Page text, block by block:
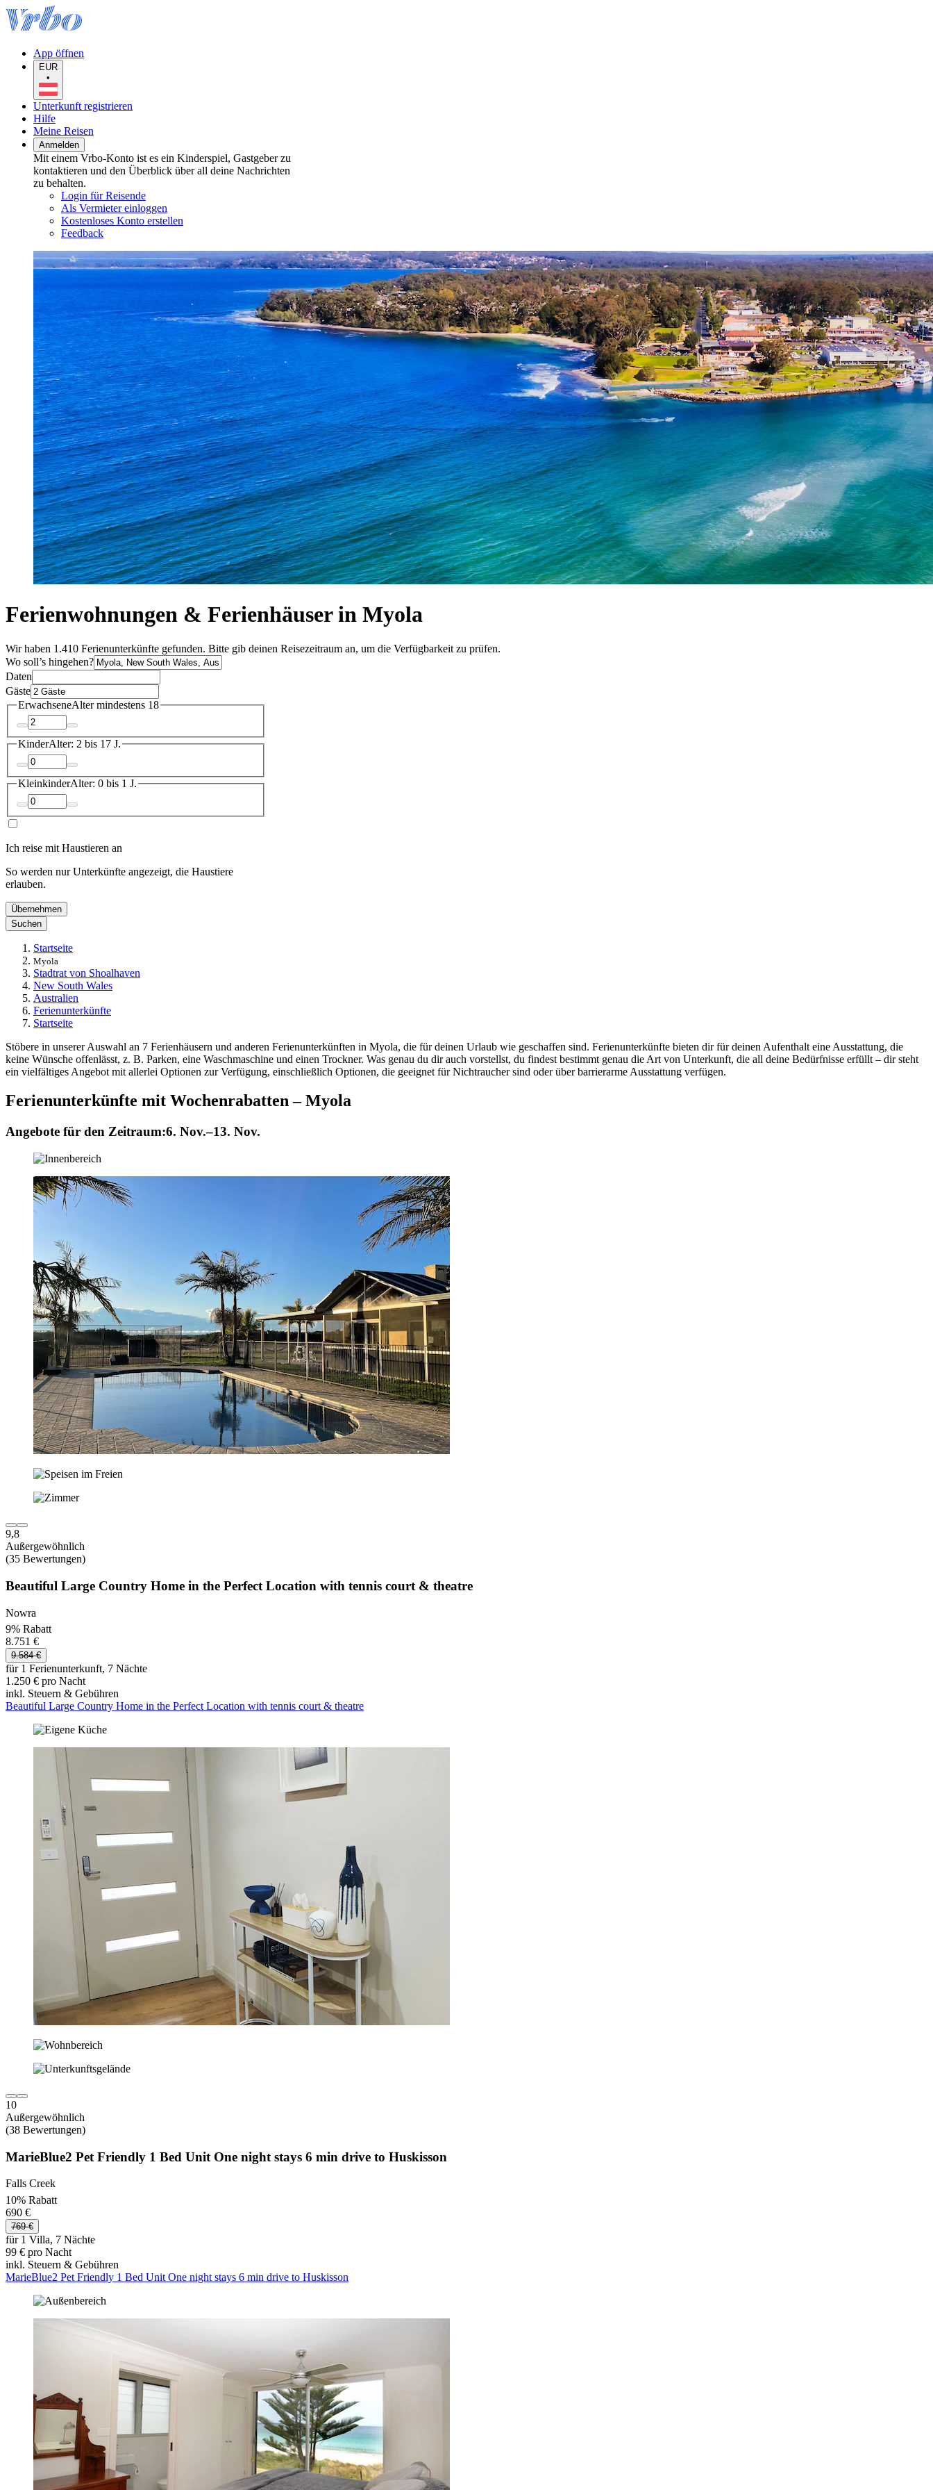
App öffnen
EUR
•
Unterkunft registrieren
Hilfe
Meine Reisen
Anmelden
Mit einem Vrbo-Konto ist es ein Kinderspiel, Gastgeber zu
kontaktieren und den Überblick über all deine Nachrichten
zu behalten.
Login für Reisende
Als Vermieter einloggen
Kostenloses Konto erstellen
Feedback
Ferienwohnungen & Ferienhäuser in Myola
Wir haben 1.410 Ferienunterkünfte gefunden. Bitte gib deinen Reisezeitraum an, um die Verfügbarkeit zu prüfen.
Wo soll’s hingehen?
Daten
Gäste
ErwachseneAlter mindestens 18
KinderAlter: 2 bis 17 J.
KleinkinderAlter: 0 bis 1 J.
Ich reise mit Haustieren an
So werden nur Unterkünfte angezeigt, die Haustiere
erlauben.
Übernehmen
Suchen
Startseite
Myola
Stadtrat von Shoalhaven
New South Wales
Australien
Ferienunterkünfte
Startseite
Stöbere in unserer Auswahl an 7 Ferienhäusern und anderen Ferienunterkünften in Myola, die für deinen Urlaub wie geschaffen sind. Ferienunterkünfte bieten dir für deinen Aufenthalt eine Ausstattung, die
keine Wünsche offenlässt, z. B. Parken, eine Waschmaschine und einen Trockner. Was genau du dir auch vorstellst, du findest bestimmt genau die Art von Unterkunft, die all deine Bedürfnisse erfüllt – dir steht
ein vielfältiges Angebot mit allerlei Optionen zur Verfügung, einschließlich Optionen, die geeignet für Nichtraucher sind oder über barrierarme Ausstattung verfügen.
Ferienunterkünfte mit Wochenrabatten – Myola
Angebote für den Zeitraum:6. Nov.–13. Nov.
9,8
Außergewöhnlich
(35 Bewertungen)
Beautiful Large Country Home in the Perfect Location with tennis court & theatre
Nowra
9% Rabatt
8.751 €
9.584 €
für 1 Ferienunterkunft, 7 Nächte
1.250 € pro Nacht
inkl. Steuern & Gebühren
Beautiful Large Country Home in the Perfect Location with tennis court & theatre
10
Außergewöhnlich
(38 Bewertungen)
MarieBlue2 Pet Friendly 1 Bed Unit One night stays 6 min drive to Huskisson
Falls Creek
10% Rabatt
690 €
769 €
für 1 Villa, 7 Nächte
99 € pro Nacht
inkl. Steuern & Gebühren
MarieBlue2 Pet Friendly 1 Bed Unit One night stays 6 min drive to Huskisson